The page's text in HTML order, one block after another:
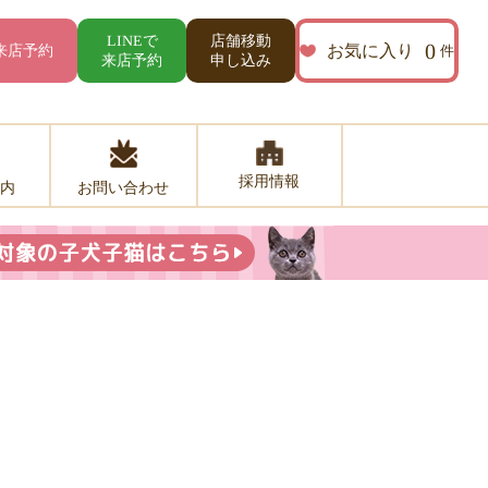
店予約
LINEで
来店予約
店舗移動
申し込み
お気に入り 0 件
お問い合わせ 採用情報